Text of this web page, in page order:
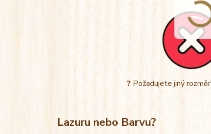
? Požadujete jiný
Lazuru nebo Barvu?